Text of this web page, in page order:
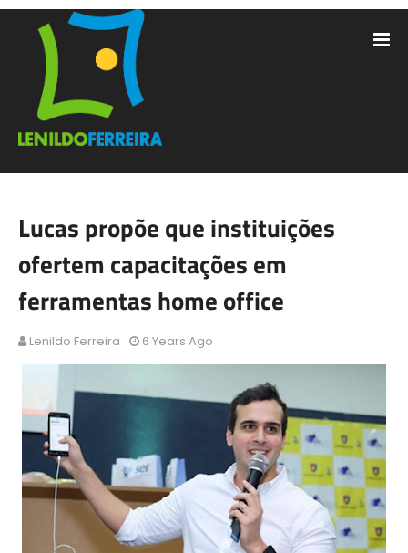
Lucas propõe que instituições
ofertem capacitações em
ferramentas home office
Lenildo Ferreira 6 Years Ago